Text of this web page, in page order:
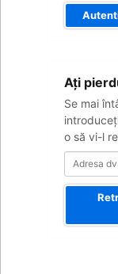
Aţi
Se mai
o să vi-l